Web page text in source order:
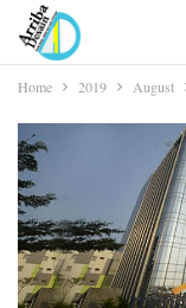
Home 2019 August